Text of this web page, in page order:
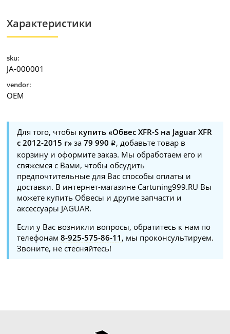
Характеристики
sku:
JA-000001
vendor:
OEM
Для того, чтобы купить «Обвес XFR-S на Jaguar XFR
с 2012-2015 г» за79 990
, добавьте товар в
корзину и оформите заказ. Мы обработаем его и
свяжемся с Вами, чтобы обсудить
предпочтительные для Вас способы оплаты и
доставки. В интернет-магазине Cartuning999.RU Вы
можете купить Обвесы и другие запчасти и
аксессуары JAGUAR.
Если у Вас возникли вопросы, обратитесь к нам по
телефонам8-925-575-86-11 , мы проконсультируем.
Звоните, не стесняйтесь!